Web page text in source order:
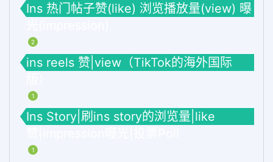
Ins 热门帖子赞(like) 浏览播放量(view) 曝
2
ins reels 赞|view（TikTok的海外国际
1
Ins Story|刷ins story的浏览量|like
1